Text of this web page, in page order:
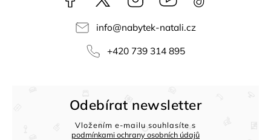
info@nabytek-natali.cz
+420 739 314 895
Odebírat newsletter
Vložením e-mailu souhlasíte s
podmínkami ochrany osobních údajů